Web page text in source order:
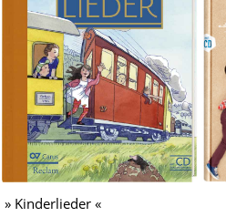
» Kinderlieder «